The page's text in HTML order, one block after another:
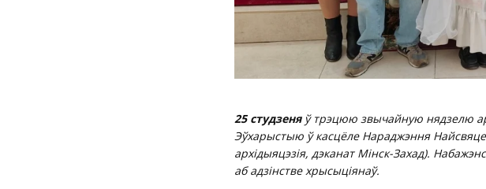
25 студзеня ў трэцюю звычайную нядзелю
Эўхарыстыю ў касцёле Нараджэння
архідыяцэзія, дэканат Мінск-Захад).
аб адзінстве хрысыціянаў.